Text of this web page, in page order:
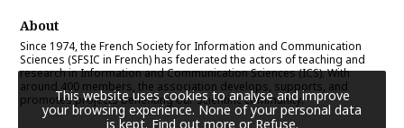
About
Since 1974, the French Society for Information and Communication
Sciences (SFSIC in French) has federated the actors of teaching and
research in Information and Communication Sciences (ICS). With
around 400 members, the association develops, supports, and
promotes projects benefiting our scientific community.
This website uses cookies to analyse and improve
your browsing experience. None of your personal data
is kept. Find out more or Refuse.